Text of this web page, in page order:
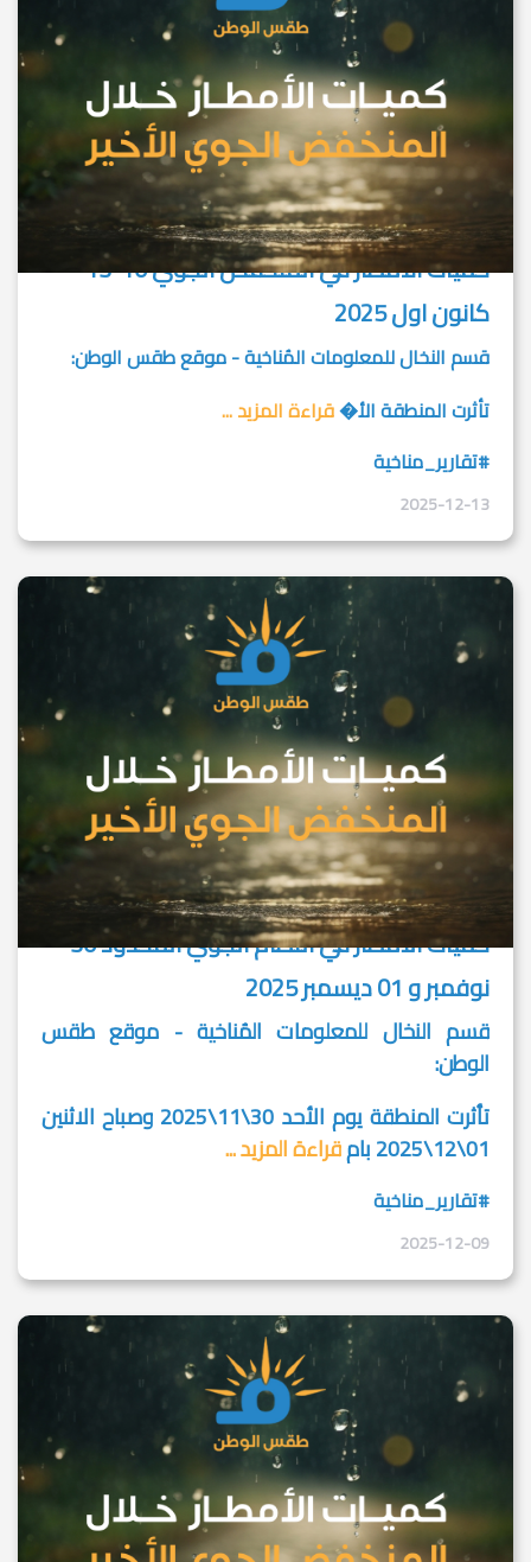
كميات الأمطار في المنخفض الجوي 10-13
كانون اول 2025
قسم النخال للمعلومات المُناخية - موقع طقس الوطن:
تأثرت المنطقة الأ�قراءة المزيد ...
#تقارير_مناخية
2025-12-13
كميات الامطار في النظام الجوي المحدود 30
نوفمبر و 01 ديسمبر 2025
قسم النخال للمعلومات المُناخية - موقع طقس
الوطن:
تأثرت المنطقة يوم الأحد 30\11\2025 وصباح الاثنين
01\12\2025 بام
قراءة المزيد ...
#تقارير_مناخية
2025-12-09